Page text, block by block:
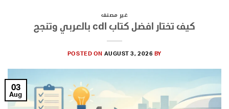
غير مصنف
كيف تختار افضل كتاب cdl بالعربي وتنجح
POSTED ON AUGUST 3, 2026 BY
03
Aug